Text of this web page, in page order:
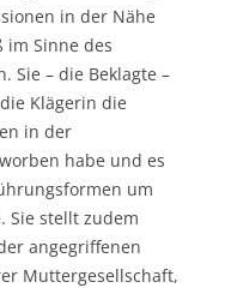
in der Nähe
im Sinne des
Sie – die Beklagte –
Klägerin die
in der
habe und es
um
Sie stellt zudem
angegriffenen
Muttergesellschaft,